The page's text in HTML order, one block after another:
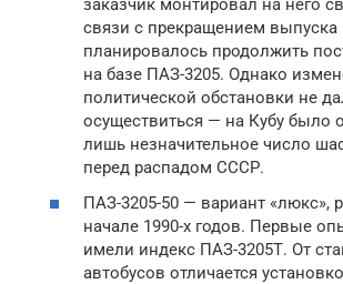
заказчик монтировал на него
связи с прекращением выпуска
планировалось продолжить
на базе ПАЗ-3205. Однако
политической обстановки не
осуществиться — на Кубу было
лишь незначительное число
перед распадом СССР.
ПАЗ-3205-50 — вариант «люкс»,
начале 1990-х годов. Первые
имели индекс ПАЗ-3205Т. От
автобусов отличается